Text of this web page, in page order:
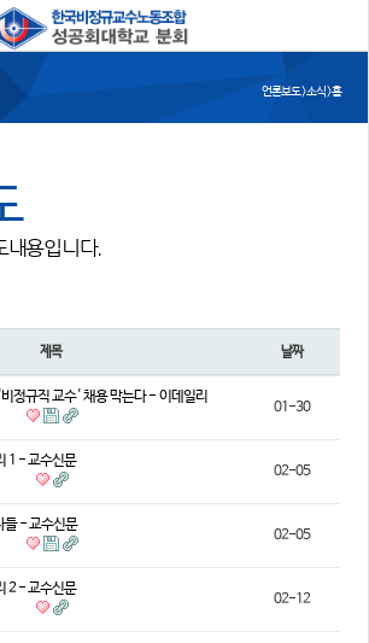
건의사항
언론보도 > 소식 > 홈
내용입니다.
제목 날짜
정규직 교수' 채용 막는다 - 이데일리
01-30
1 - 교수신문
02-05
들 - 교수신문
02-05
2 - 교수신문
02-12